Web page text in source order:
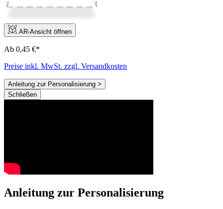
AR-Ansicht öffnen
Ab 0,45 €*
Preise inkl. MwSt. zzgl. Versandkosten
Anleitung zur Personalisierung >
Schließen
Anleitung zur Personalisierung